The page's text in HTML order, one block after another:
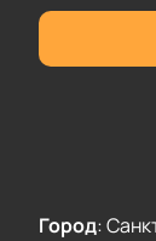
Город: